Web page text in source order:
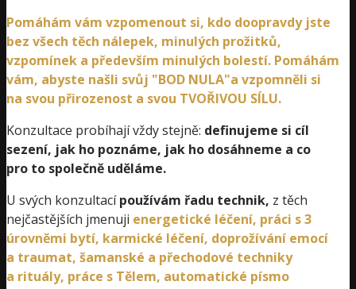
Pomáhám vám vzpomenout si, kdo doopravdy jste
bez všech těch nálepek, minulých prožitků,
vzpomínek a především minulých bolestí. Pomáhám
vám, abyste našli svůj "BOD NULA"a vzpomněli si
na svou přirozenost a svou TVOŘIVOU SÍLU.
Konzultace probíhají vždy stejně: definujeme si cíl
sezení, jak ho poznáme, jak ho dosáhneme a co
pro to společně uděláme.
U svých konzultacípoužívám řadu technik, z těch
nejčastějších jmenuji energetické léčení, práci s 3
úrovněmi bytí, karmické léčení, doprožívání emocí
a traumat, šamanské a přechodové techniky
a rituály, práce s Tělem, automatické písmo